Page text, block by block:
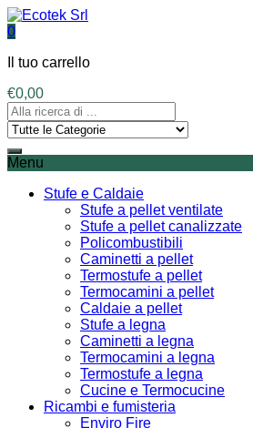
0
Il tuo carrello
€0,00
Menu
Stufe e Caldaie
Stufe a pellet ventilate
Stufe a pellet canalizzate
Policombustibili
Caminetti a pellet
Termostufe a pellet
Termocamini a pellet
Caldaie a pellet
Stufe a legna
Caminetti a legna
Termocamini a legna
Termostufe a legna
Cucine e Termocucine
Ricambi e fumisteria
Enviro Fire